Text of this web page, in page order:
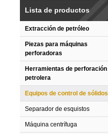
Lista de productos
Extracción de petróleo
Piezas para máquinas
perforadoras
Herramientas de perforación
petrolera
Equipos de control de sólidos
Separador de esquistos
Máquina centrífuga